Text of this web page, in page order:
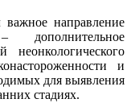
направление
неонкологического
и
для выявления
стадиях.